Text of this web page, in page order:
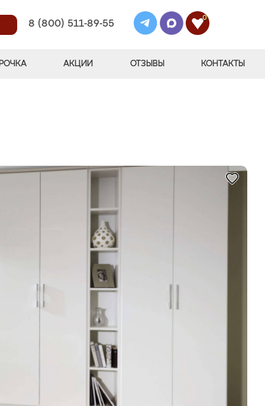
8 (800) 511-89-55
0
АКЦИИ ОТЗЫВЫ КОНТАКТЫ